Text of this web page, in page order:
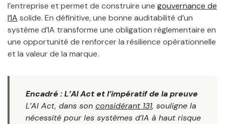
l’entreprise et permet de construire une gouvernance de
l’IA solide. En définitive, une bonne auditabilité d’un
système d’IA transforme une obligation réglementaire en
une opportunité de renforcer la résilience opérationnelle
et la valeur de la marque.
Encadré : L’AI Act et l’impératif de la preuve
L’AI Act, dans son considérant 131, souligne la
nécessité pour les systèmes d’IA à haut risque